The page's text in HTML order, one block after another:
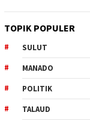
TOPIK POPULER
SULUT
MANADO
POLITIK
TALAUD